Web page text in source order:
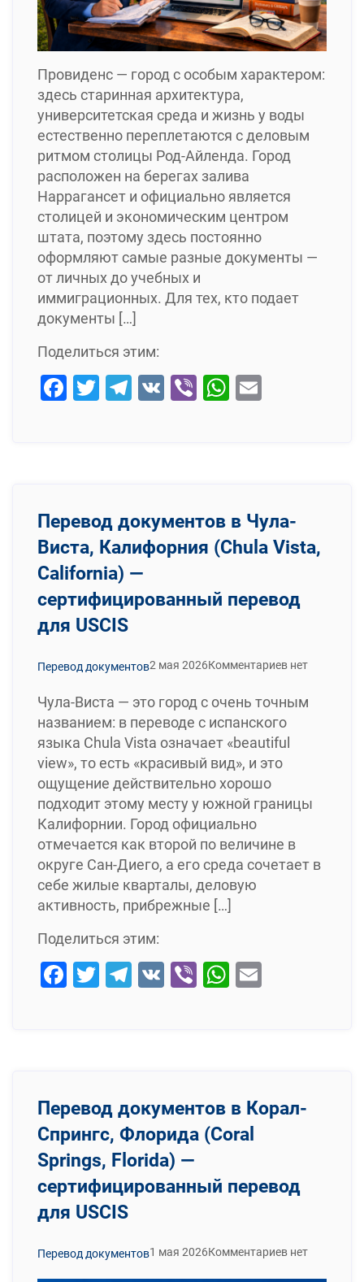
Провиденс — город с особым характером:
здесь старинная архитектура,
университетская среда и жизнь у воды
естественно переплетаются с деловым
ритмом столицы Род-Айленда. Город
расположен на берегах залива
Наррагансет и официально является
столицей и экономическим центром
штата, поэтому здесь постоянно
оформляют самые разные документы —
от личных до учебных и
иммиграционных. Для тех, кто подает
документы […]
Поделиться этим:
Facebook
Twitter
Telegram
VK ViberWhatsApp
Перевод документов в Чула-
Виста, Калифорния (Chula Vista,
California) —
сертифицированный перевод
для USCIS
Перевод документов2 мая 2026Комментариев нет
Чула-Виста — это город с очень точным
названием: в переводе с испанского
языка Chula Vista означает «beautiful
view», то есть «красивый вид», и это
ощущение действительно хорошо
подходит этому месту у южной границы
Калифорнии. Город официально
отмечается как второй по величине в
округе Сан-Диего, а его среда сочетает в
себе жилые кварталы, деловую
активность, прибрежные […]
Поделиться этим:
Facebook
Twitter
Telegram
VK ViberWhatsApp
Перевод документов в Корал-
Спрингс, Флорида (Coral
Springs, Florida) —
сертифицированный перевод
для USCIS
Перевод документов1 мая 2026Комментариев нет